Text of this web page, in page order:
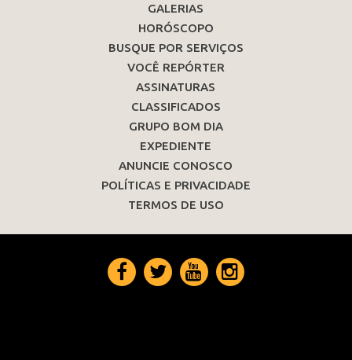
GALERIAS
HORÓSCOPO
BUSQUE POR SERVIÇOS
VOCÊ REPÓRTER
ASSINATURAS
CLASSIFICADOS
GRUPO BOM DIA
EXPEDIENTE
ANUNCIE CONOSCO
POLÍTICAS E PRIVACIDADE
TERMOS DE USO